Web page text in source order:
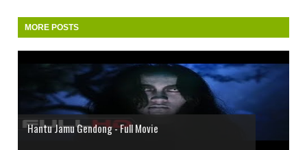
MORE POSTS
Hantu Jamu Gendong - Full Movie